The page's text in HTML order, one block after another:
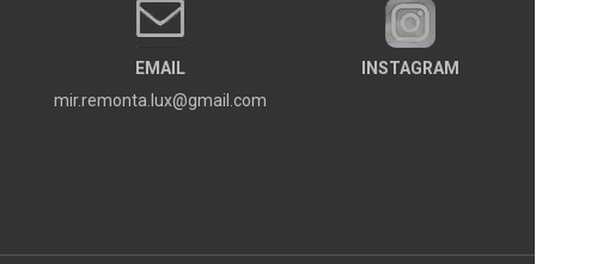
EMAIL
mir.remonta.lux@gmail.com
INSTAGRAM